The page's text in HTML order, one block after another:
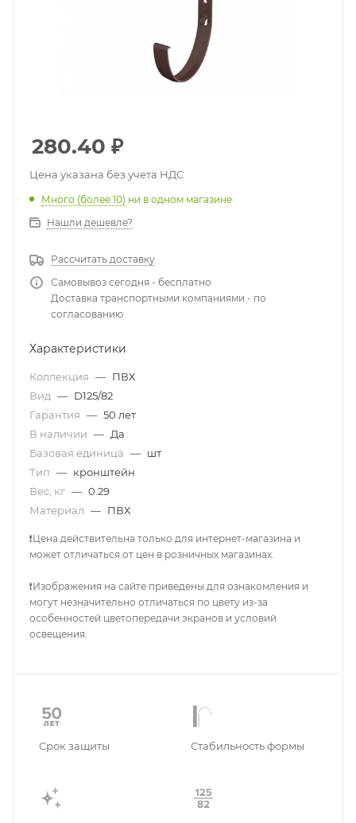
280.40 ₽
Цена указана без учета НДС
Много (более 10) ни в одном магазине
Нашли дешевле?
Рассчитать доставку
Самовывоз сегодня - бесплатно
Доставка транспортными компаниями - по
согласованию
Характеристики
Коллекция — ПВХ
Вид — D125/82
Гарантия — 50 лет
В наличии — Да
Базовая единица — шт
Тип — кронштейн
Вес, кг — 0.29
Материал — ПВХ
❗Цена действительна только для интернет-магазина и
может отличаться от цен в розничных магазинах.
❗Изображения на сайте приведены для ознакомления и
могут незначительно отличаться по цвету из-за
особенностей цветопередачи экранов и условий
освещения.
Срок защиты Стабильность формы